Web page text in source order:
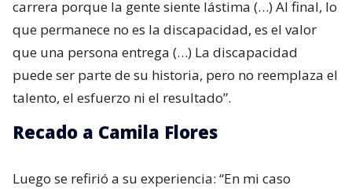
carrera porque la gente siente lástima (…) Al final, lo
que permanece no es la discapacidad, es el valor
que una persona entrega (…) La discapacidad
puede ser parte de su historia, pero no reemplaza el
talento, el esfuerzo ni el resultado”.
Recado a Camila Flores
Luego se refirió a su experiencia: “En mi caso